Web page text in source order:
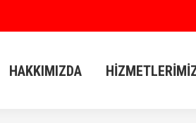
HAKKIMIZDA